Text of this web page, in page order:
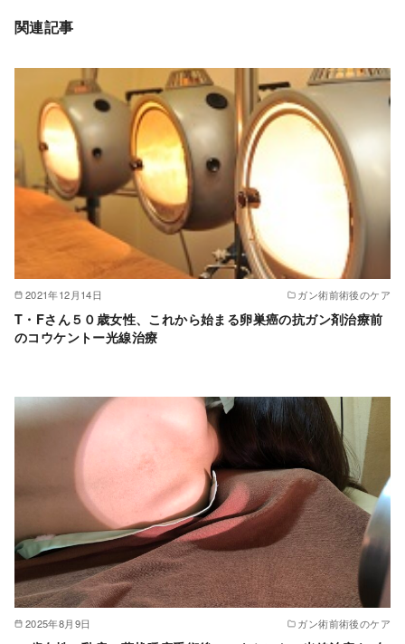
関連記事
2021年12月14日 ガン術前術後のケア
T・Fさん５０歳女性、これから始まる卵巣癌の抗ガン剤治療前
のコウケントー光線治療
2025年8月9日 ガン術前術後のケア